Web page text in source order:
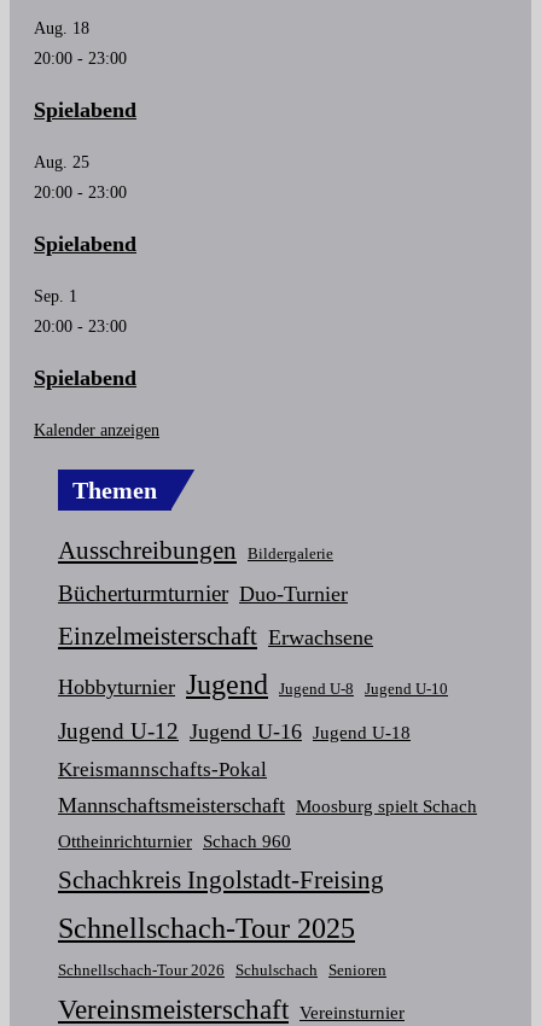
Aug. 18
20:00 - 23:00
Spielabend
Aug. 25
20:00 - 23:00
Spielabend
Sep. 1
20:00 - 23:00
Spielabend
Kalender anzeigen
Themen
Ausschreibungen Bildergalerie
Bücherturmturnier Duo-Turnier
Einzelmeisterschaft Erwachsene
Hobbyturnier Jugend Jugend U-8 Jugend U-10
Jugend U-12 Jugend U-16 Jugend U-18
Kreismannschafts-Pokal
Mannschaftsmeisterschaft Moosburg spielt Schach
Ottheinrichturnier Schach 960
Schachkreis Ingolstadt-Freising
Schnellschach-Tour 2025
Schnellschach-Tour 2026 Schulschach Senioren
Vereinsmeisterschaft Vereinsturnier